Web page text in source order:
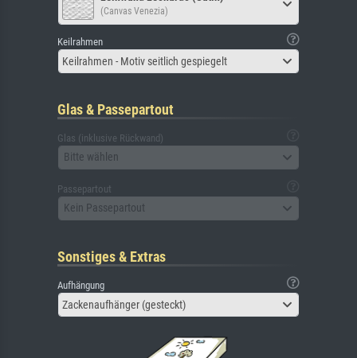
(Canvas Venezia)
Keilrahmen
Keilrahmen - Motiv seitlich gespiegelt
Glas & Passepartout
Glas (inklusive Rückwand)
Bitte wählen
Passepartout
Kein Passepartout
Sonstiges & Extras
Aufhängung
Zackenaufhänger (gesteckt)